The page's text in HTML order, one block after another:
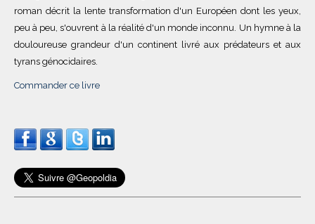
roman décrit la lente transformation d'un Européen dont les yeux,
peu à peu, s'ouvrent à la réalité d'un monde inconnu. Un hymne à la
douloureuse grandeur d'un continent livré aux prédateurs et aux
tyrans génocidaires.
Commander ce livre